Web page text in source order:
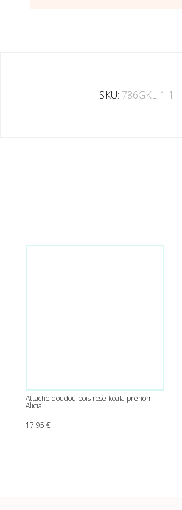
SKU: 786GKL-1-1
Attache doudou bois rose koala prénom
Alicia
17.95 €